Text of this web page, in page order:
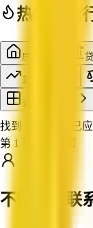
热门搜索
房产中介
差价合约交易
查看全部行业
找到 34 家企业 已
第 1 页，共 3 页
不知道该联